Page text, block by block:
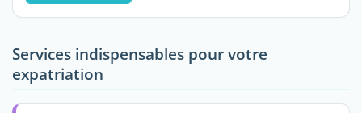
Services indispensables pour votre
expatriation